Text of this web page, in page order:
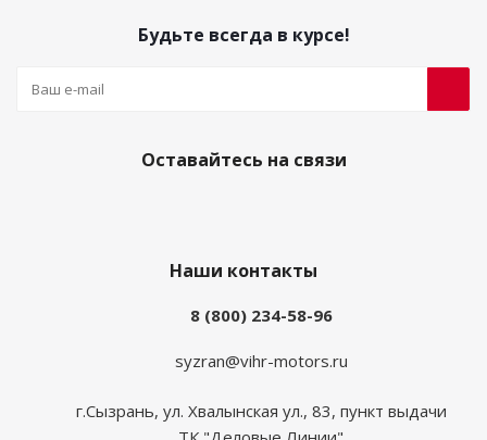
Будьте всегда в курсе!
Оставайтесь на связи
Наши контакты
8 (800) 234-58-96
syzran@vihr-motors.ru
г.Сызрань, ул. Хвалынская ул., 83, пункт выдачи